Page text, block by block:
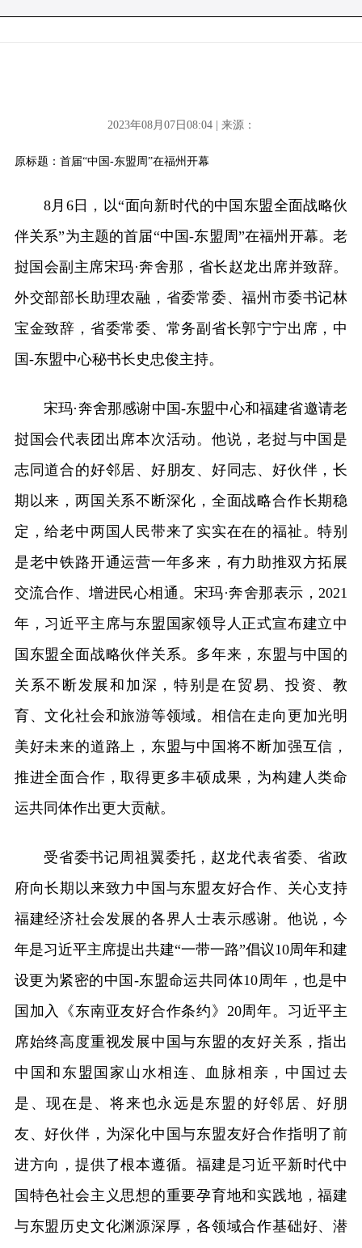
2023年08月07日08:04 | 来源：
原标题：首届“中国-东盟周”在福州开幕
8月6日，以“面向新时代的中国东盟全面战略伙
伴关系”为主题的首届“中国-东盟周”在福州开幕。老
挝国会副主席宋玛·奔舍那，省长赵龙出席并致辞。
外交部部长助理农融，省委常委、福州市委书记林
宝金致辞，省委常委、常务副省长郭宁宁出席，中
国-东盟中心秘书长史忠俊主持。
宋玛·奔舍那感谢中国-东盟中心和福建省邀请老
挝国会代表团出席本次活动。他说，老挝与中国是
志同道合的好邻居、好朋友、好同志、好伙伴，长
期以来，两国关系不断深化，全面战略合作长期稳
定，给老中两国人民带来了实实在在的福祉。特别
是老中铁路开通运营一年多来，有力助推双方拓展
交流合作、增进民心相通。宋玛·奔舍那表示，2021
年，习近平主席与东盟国家领导人正式宣布建立中
国东盟全面战略伙伴关系。多年来，东盟与中国的
关系不断发展和加深，特别是在贸易、投资、教
育、文化社会和旅游等领域。相信在走向更加光明
美好未来的道路上，东盟与中国将不断加强互信，
推进全面合作，取得更多丰硕成果，为构建人类命
运共同体作出更大贡献。
受省委书记周祖翼委托，赵龙代表省委、省政
府向长期以来致力中国与东盟友好合作、关心支持
福建经济社会发展的各界人士表示感谢。他说，今
年是习近平主席提出共建“一带一路”倡议10周年和建
设更为紧密的中国-东盟命运共同体10周年，也是中
国加入《东南亚友好合作条约》20周年。习近平主
席始终高度重视发展中国与东盟的友好关系，指出
中国和东盟国家山水相连、血脉相亲，中国过去
是、现在是、将来也永远是东盟的好邻居、好朋
友、好伙伴，为深化中国与东盟友好合作指明了前
进方向，提供了根本遵循。福建是习近平新时代中
国特色社会主义思想的重要孕育地和实践地，福建
与东盟历史文化渊源深厚，各领域合作基础好、潜